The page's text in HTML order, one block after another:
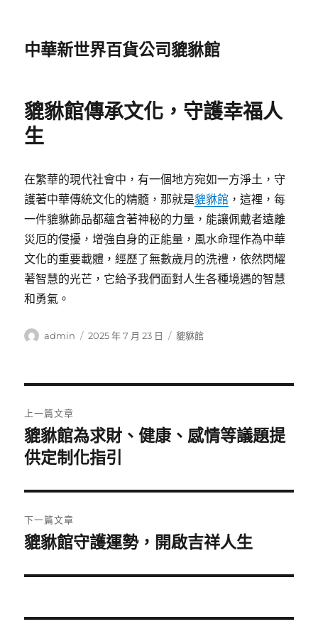
中華新世界百貨公司貔貅館
貔貅館傳承文化，守護幸福人
生
在繁華的現代社會中，有一個地方宛如一方淨土，守
護著中華傳統文化的精髓，那就是貔貅館 ，這裡，每
一件貔貅飾品都蘊含著神秘的力量，能讓佩戴者遠離
災厄的侵擾，增強自身的正能量，風水命理作為中華
文化的重要載體，經歷了無數歲月的洗禮，依然閃耀
著智慧的光芒，它給予我們面對人生各種境遇的智慧
和勇氣。
作
admin
發
2025 年 7 月 23 日
分
貔貅館
章
導
覽
上一篇文章
上
一
文
章:
貔貅館為求財、健康、感情等議題提
供定制化指引
下一篇文章
下
篇
章:
貔貅館守護運勢，開啟吉祥人生